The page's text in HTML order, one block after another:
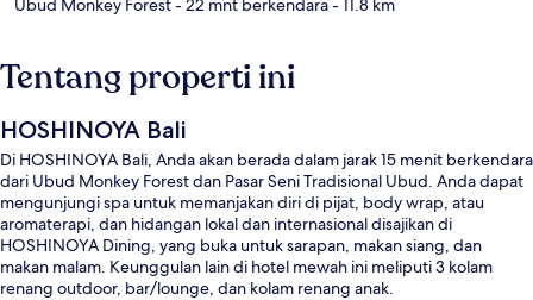
Ubud Monkey Forest- 22 mnt berkendara- 11.8 km
Tentang properti ini
HOSHINOYA Bali
Di HOSHINOYA Bali, Anda akan berada dalam jarak 15 menit berkendara
dari Ubud Monkey Forest dan Pasar Seni Tradisional Ubud. Anda dapat
mengunjungi spa untuk memanjakan diri di pijat, body wrap, atau
aromaterapi, dan hidangan lokal dan internasional disajikan di
HOSHINOYA Dining, yang buka untuk sarapan, makan siang, dan
makan malam. Keunggulan lain di hotel mewah ini meliputi 3 kolam
renang outdoor, bar/lounge, dan kolam renang anak.